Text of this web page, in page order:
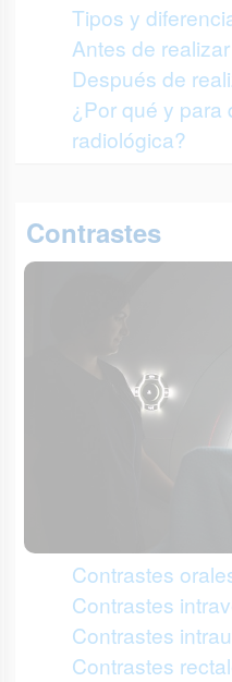
Tipos y
Antes de
Después de
¿Por qué y para
radiológica?
Contrastes
Contrastes
Contrastes
Contrastes
Contrastes